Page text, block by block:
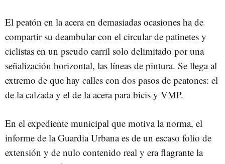
El peatón en la acera en demasiadas ocasiones ha de
compartir su deambular con el circular de patinetes y
ciclistas en un pseudo carril solo delimitado por una
señalización horizontal, las líneas de pintura. Se llega al
extremo de que hay calles con dos pasos de peatones: el
de la calzada y el de la acera para bicis y VMP.
En el expediente municipal que motiva la norma, el
informe de la Guardia Urbana es de un escaso folio de
extensión y de nulo contenido real y era flagrante la